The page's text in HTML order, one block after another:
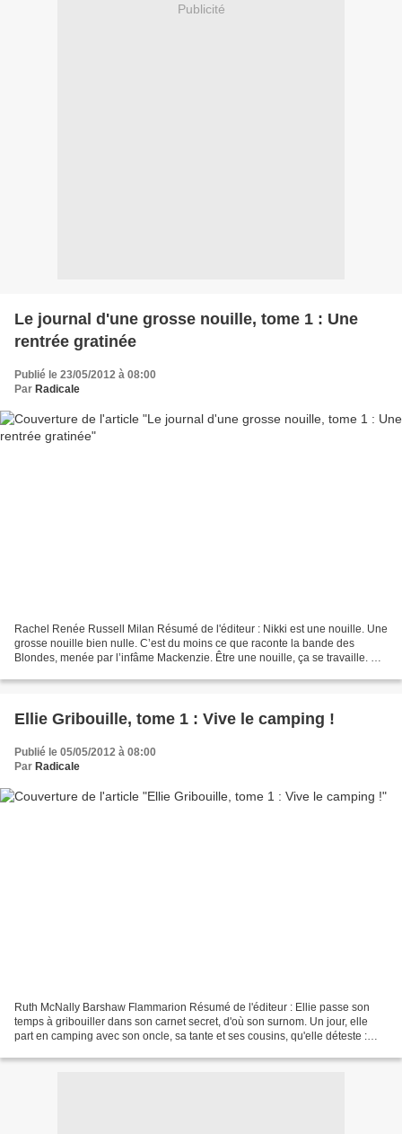
Publicité
Le journal d'une grosse nouille, tome 1 : Une
rentrée gratinée
Publié le 23/05/2012 à 08:00
Par Radicale
Rachel Renée Russell Milan Résumé de l'éditeur : Nikki est une nouille. Une
grosse nouille bien nulle. C’est du moins ce que raconte la bande des
Blondes, menée par l’infâme Mackenzie. Être une nouille, ça se travaille. Et
Ellie Gribouille, tome 1 : Vive le camping !
Publié le 05/05/2012 à 08:00
Par Radicale
Ruth McNally Barshaw Flammarion Résumé de l'éditeur : Ellie passe son
temps à gribouiller dans son carnet secret, d'où son surnom. Un jour, elle
part en camping avec son oncle, sa tante et ses cousins, qu'elle déteste :